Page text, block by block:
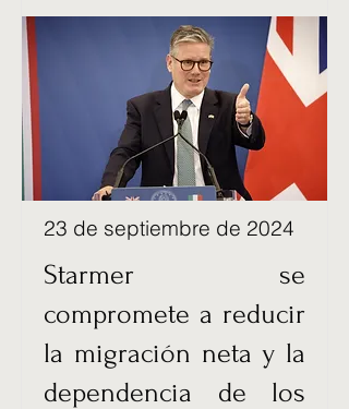
23 de septiembre de 2024
Starmer se
compromete a reducir
la migración neta y la
dependencia de los